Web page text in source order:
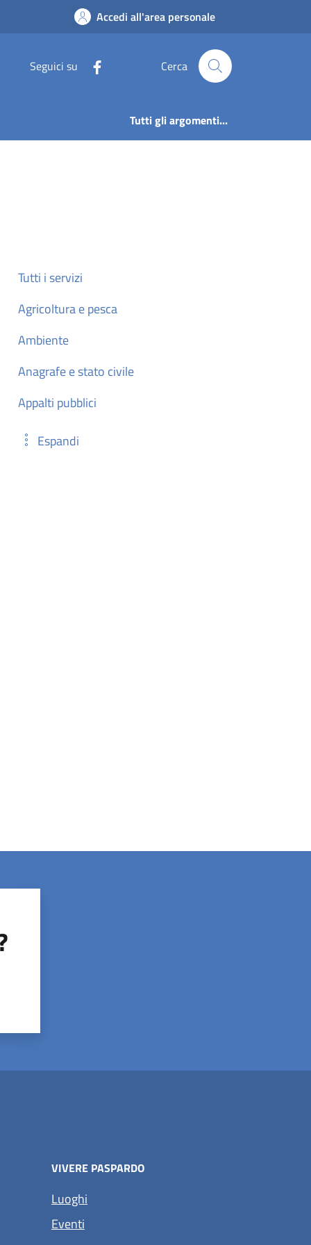
Accedi all'area personale
Seguici su Cerca
Tutti gli argomenti...
Tutti i servizi
Agricoltura e pesca
Ambiente
Anagrafe e stato civile
Appalti pubblici
Espandi
VIVERE PASPARDO
Luoghi
Eventi